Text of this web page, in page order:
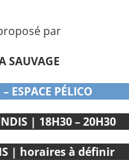
par
SAUVAGE
ESPACE PÉLICO
| 18H30 – 20H30
| horaires à définir